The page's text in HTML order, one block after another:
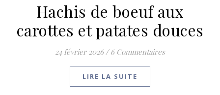
Hachis de boeuf aux
carottes et patates douces
24 février 2026 / 6 Commentaires
LIRE LA SUITE